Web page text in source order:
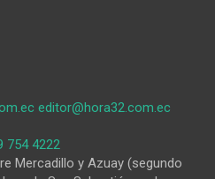
editor@hora32.com.ec
754 4222
Mercadillo y Azuay (segundo